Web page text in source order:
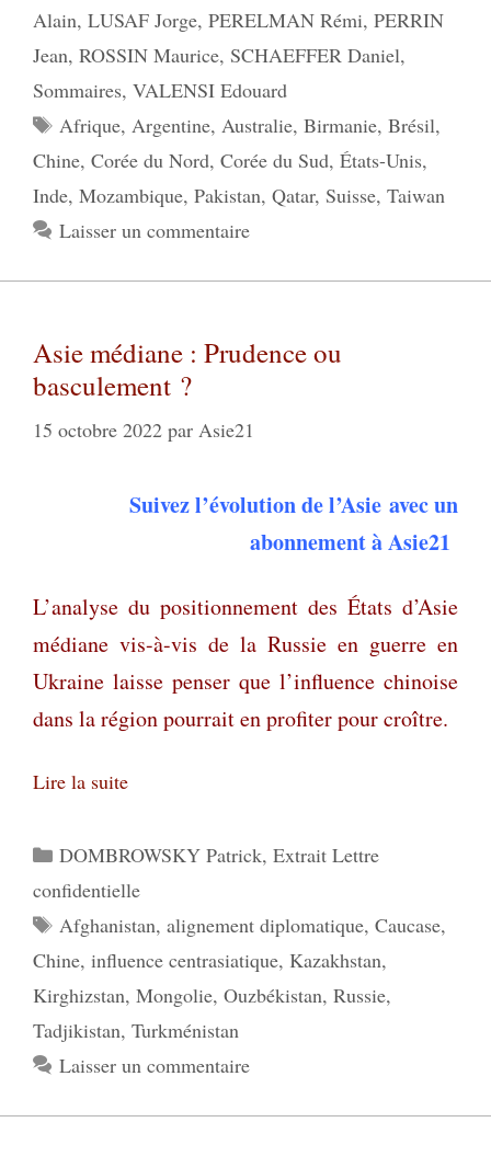
Alain, LUSAF Jorge, PERELMAN Rémi, PERRIN
Jean, ROSSIN Maurice, SCHAEFFER Daniel,
Sommaires, VALENSI Edouard
Étiquettes
Afrique, Argentine, Australie, Birmanie, Brésil,
Chine, Corée du Nord, Corée du Sud, États-Unis,
Inde, Mozambique, Pakistan, Qatar, Suisse, Taiwan
Laisser un commentaire
Asie médiane : Prudence ou
basculement ?
15 octobre 2022 par Asie21
Suivez l’évolution de l’Asie avec un
abonnement à Asie21
L’analyse du positionnement des États d’Asie
médiane vis-à-vis de la Russie en guerre en
Ukraine laisse penser que l’influence chinoise
dans la région pourrait en profiter pour croître.
Lire la suite
Catégories
DOMBROWSKY Patrick, Extrait Lettre
confidentielle
Étiquettes
Afghanistan, alignement diplomatique, Caucase,
Chine, influence centrasiatique, Kazakhstan,
Kirghizstan, Mongolie, Ouzbékistan, Russie,
Tadjikistan, Turkménistan
Laisser un commentaire